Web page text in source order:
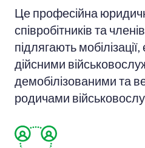
Це професійна
співробітників та
підлягають
дійсними
демобілізованими та
родичами